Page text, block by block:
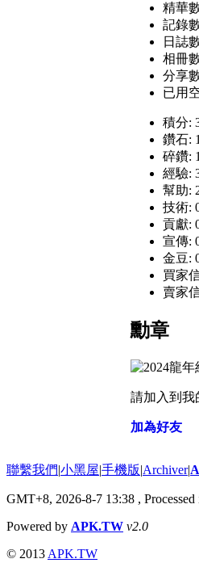
精華
記錄
日誌
相冊
分享
已用
積分:
鑽石:
碎鑽:
經驗:
幫助:
技術:
貢獻:
宣傳:
金豆:
買家
賣家
勳章
請加入到我
加為好友
聯繫我們|小黑屋|手機版|Archiver|
GMT+8, 2026-8-7 13:38 ,
Powered by APK.TW v2.0
© 2013 APK.TW